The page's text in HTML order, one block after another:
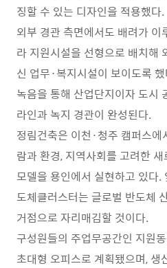
징할 수 있는 디자인을 적용했다.
외부 경관 측면에서도 배려가
라 지원시설을 선형으로 배치해
신 업무·복지시설이 보이도록
녹음을 통해 산업단지이자 도시
라인과 녹지 경관이 완성된다.
정림건축은 이천·청주 캠퍼스
람과 환경, 지역사회를 고려한
모델을 용인에서 실현하고 있다
도체클러스터는 글로벌 반도체
거점으로 자리매김할 것이다.
구성원들의 주업무공간인 지원
초대형 오피스로 계획됐으며, 생